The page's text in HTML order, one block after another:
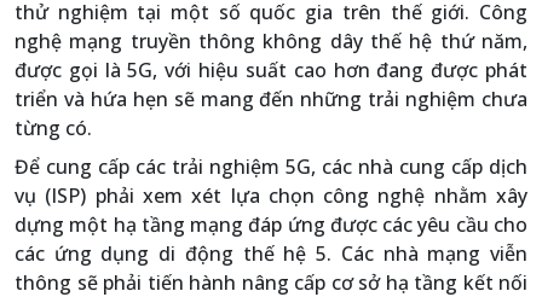
thử nghiệm tại một số quốc gia trên thế giới. Công
nghệ mạng truyền thông không dây thế hệ thứ năm,
được gọi là 5G, với hiệu suất cao hơn đang được phát
triển và hứa hẹn sẽ mang đến những trải nghiệm chưa
từng có.
Để cung cấp các trải nghiệm 5G, các nhà cung cấp dịch
vụ (ISP) phải xem xét lựa chọn công nghệ nhằm xây
dựng một hạ tầng mạng đáp ứng được các yêu cầu cho
các ứng dụng di động thế hệ 5. Các nhà mạng viễn
thông sẽ phải tiến hành nâng cấp cơ sở hạ tầng kết nối